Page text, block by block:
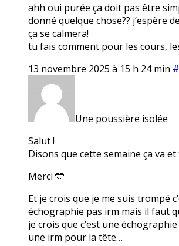
ahh oui purée ça doit pas être
donné quelque chose?? j’espère
ça se calmera!
tu fais comment pour les cours,
13 novembre 2025 à 15 h 24 min
Une poussière isolée
Salut !
Disons que cette semaine ça va et
Merci 🩵
Et je crois que je me suis trompé
échographie pas irm mais il faut
je crois que c’est une
une irm pour la tête…